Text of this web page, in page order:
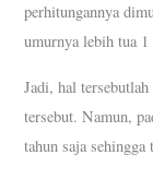
perhitungannya
umurnya lebih tua
Jadi, hal
tersebut. Namun,
tahun saja